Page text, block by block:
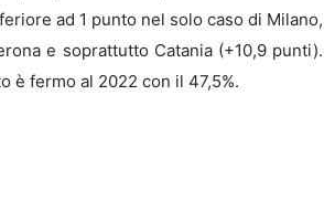
ad 1 punto nel solo caso di Milano,
e soprattutto Catania (+10,9 punti).
è fermo al 2022 con il 47,5%.